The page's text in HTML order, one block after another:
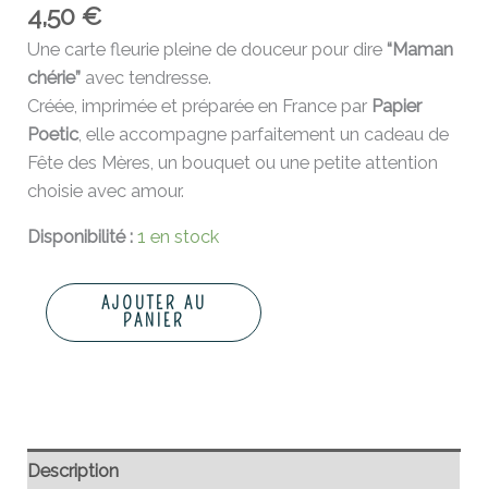
4,50€
Une carte fleurie pleine de douceur pour dire “Maman
chérie” avec tendresse.
Créée, imprimée et préparée en France par Papier
Poetic, elle accompagne parfaitement un cadeau de
Fête des Mères, un bouquet ou une petite attention
choisie avec amour.
Disponibilité : 1 en stock
AJOUTER AU
PANIER
Description